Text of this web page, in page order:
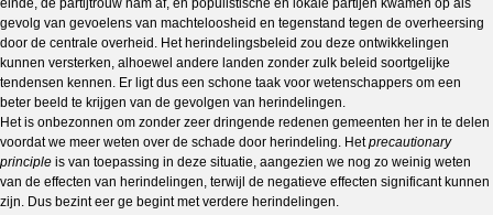
einde, de partijtrouw nam af, en populistische en lokale partijen kwamen op als
gevolg van gevoelens van machteloosheid en tegenstand tegen de overheersing
door de centrale overheid. Het herindelingsbeleid zou deze ontwikkelingen
kunnen versterken, alhoewel andere landen zonder zulk beleid soortgelijke
tendensen kennen. Er ligt dus een schone taak voor wetenschappers om een
beter beeld te krijgen van de gevolgen van herindelingen.
Het is onbezonnen om zonder zeer dringende redenen gemeenten her in te delen
voordat we meer weten over de schade door herindeling. Hetprecautionary
principle is van toepassing in deze situatie, aangezien we nog zo weinig weten
van de effecten van herindelingen, terwijl de negatieve effecten significant kunnen
zijn. Dus bezint eer ge begint met verdere herindelingen.